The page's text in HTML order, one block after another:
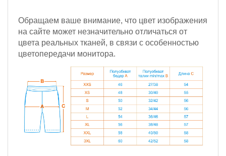
Обращаем ваше внимание, что цвет изображения
на сайте может незначительно отличаться от
цвета реальных тканей, в связи с особенностью
цветопередачи монитора.